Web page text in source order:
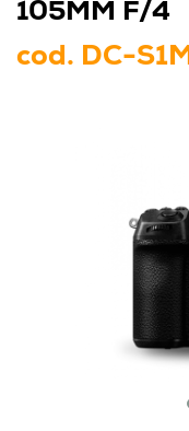
105MM F/4
cod. DC-